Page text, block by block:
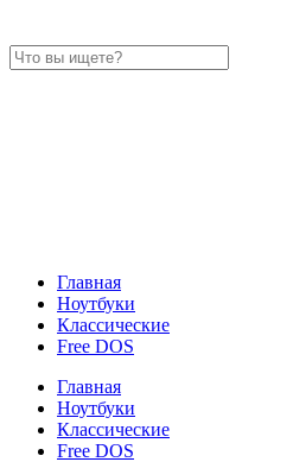
Главная
Ноутбуки
Классические
Free DOS
Главная
Ноутбуки
Классические
Free DOS